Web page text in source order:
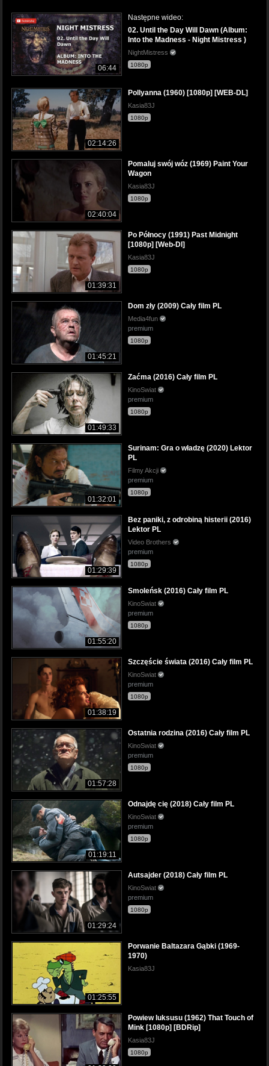
06:44
Następne wideo:
02. Until the Day Will Dawn (Album:
Into the Madness - Night Mistress )
NightMistress
1080p
02:14:26
Pollyanna (1960) [1080p] [WEB-DL]
Kasia83J
1080p
02:40:04
Pomaluj swój wóz (1969) Paint Your
Wagon
Kasia83J
1080p
01:39:31
Po Północy (1991) Past Midnight
[1080p] [Web-Dl]
Kasia83J
1080p
01:45:21
Dom zły (2009) Cały film PL
Media4fun
premium
1080p
01:49:33
Zaćma (2016) Cały film PL
KinoSwiat
premium
1080p
01:32:01
Surinam: Gra o władzę (2020) Lektor
PL
Filmy Akcji
premium
1080p
01:29:39
Bez paniki, z odrobiną histerii (2016)
Lektor PL
Video Brothers
premium
1080p
01:55:20
Smoleńsk (2016) Cały film PL
KinoSwiat
premium
1080p
01:38:19
Szczęście świata (2016) Cały film PL
KinoSwiat
premium
1080p
01:57:28
Ostatnia rodzina (2016) Cały film PL
KinoSwiat
premium
1080p
01:19:11
Odnajdę cię (2018) Cały film PL
KinoSwiat
premium
1080p
01:29:24
Autsajder (2018) Cały film PL
KinoSwiat
premium
1080p
01:25:55
Porwanie Baltazara Gąbki (1969-
1970)
Kasia83J
Powiew luksusu (1962) That Touch of
Mink [1080p] [BDRip]
Kasia83J
1080p